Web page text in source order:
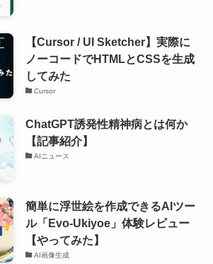
【Cursor / UI Sketcher】実際に
ノーコードでHTMLとCSSを生成
してみた
Cursor
ChatGPT誘発性精神病とは何か
【記事紹介】
AIニュース
簡単に浮世絵を作成できるAIツー
ル「Evo-Ukiyoe」体験レビュー
【やってみた】
AI画像生成